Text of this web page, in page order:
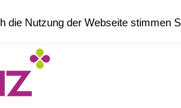
die Nutzung der Webseite stimmen